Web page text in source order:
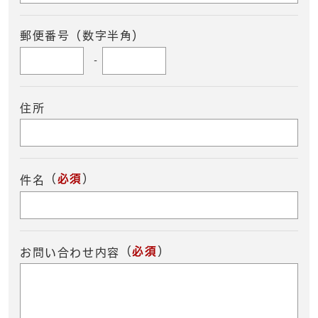
郵便番号（数字半角）
-
住所
件名 （ 必須 ）
お問い合わせ内容 （必須 ）